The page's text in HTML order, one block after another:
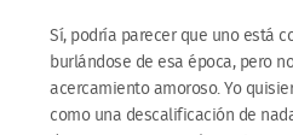
Sí, podría parecer que uno está
burlándose de esa época, pero
acercamiento amoroso. Yo
como una descalificación de